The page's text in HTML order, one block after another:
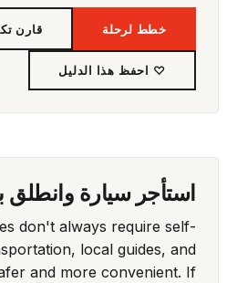
خطط لرحلة قارن
♡ احفظ هذا الدليل
استأجر سيارة وانطلق
don't always require self-
local guides, and
and more convenient. If